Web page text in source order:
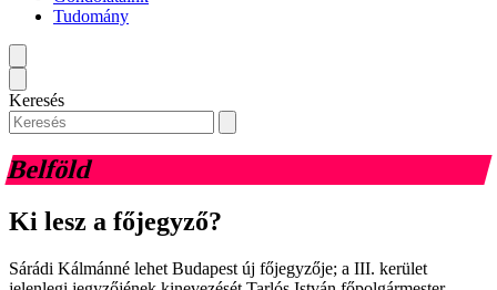
Tudomány
Keresés
Belföld
Ki lesz a főjegyző?
Sárádi Kálmánné lehet Budapest új főjegyzője; a III. kerület